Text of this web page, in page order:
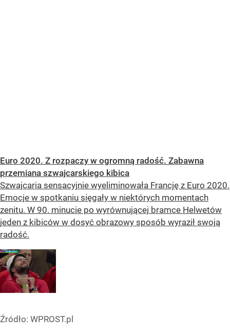
Euro 2020. Z rozpaczy w ogromną radość. Zabawna
przemiana szwajcarskiego kibica
Szwajcaria sensacyjnie wyeliminowała Francję z Euro 2020.
Emocje w spotkaniu sięgały w niektórych momentach
zenitu. W 90. minucie po wyrównującej bramce Helwetów
jeden z kibiców w dosyć obrazowy sposób wyraził swoją
radość.
Źródło: WPROST.pl